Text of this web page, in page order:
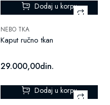
Dodaj u korpu
NEBO TKA
Kaput ručno tkan
29.000,00din.
Dodaj u korpu